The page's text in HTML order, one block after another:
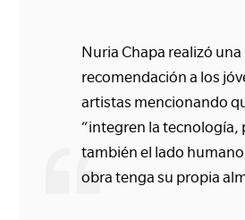
Nuria Chapa realizó una
recomendación a los
artistas mencionando
“integren la tecnología,
también el lado
obra tenga su propia